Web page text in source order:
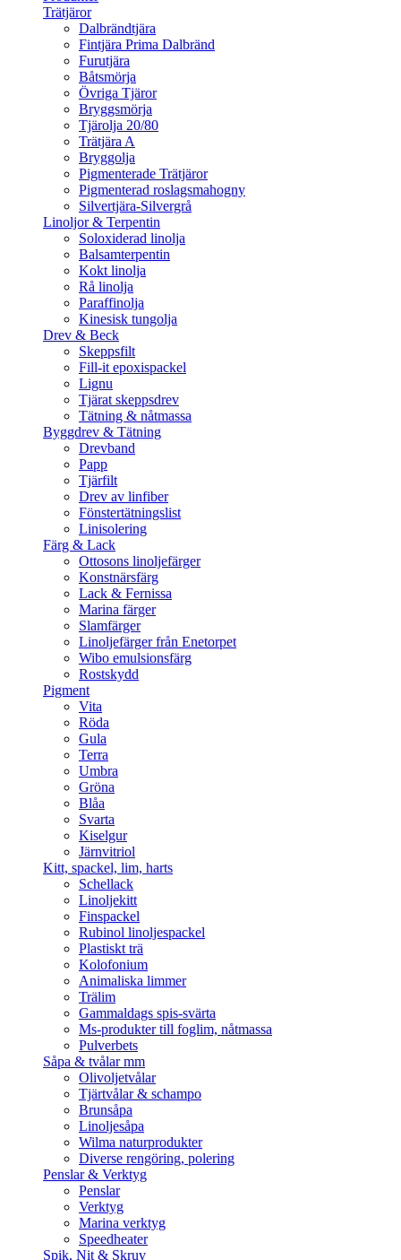
Trätjäror
Dalbrändtjära
Fintjära Prima Dalbränd
Furutjära
Båtsmörja
Övriga Tjäror
Bryggsmörja
Tjärolja 20/80
Trätjära A
Bryggolja
Pigmenterade Trätjäror
Pigmenterad roslagsmahogny
Silvertjära-Silvergrå
Linoljor & Terpentin
Soloxiderad linolja
Balsamterpentin
Kokt linolja
Rå linolja
Paraffinolja
Kinesisk tungolja
Drev & Beck
Skeppsfilt
Fill-it epoxispackel
Lignu
Tjärat skeppsdrev
Tätning & nåtmassa
Byggdrev & Tätning
Drevband
Papp
Tjärfilt
Drev av linfiber
Fönstertätningslist
Linisolering
Färg & Lack
Ottosons linoljefärger
Konstnärsfärg
Lack & Fernissa
Marina färger
Slamfärger
Linoljefärger från Enetorpet
Wibo emulsionsfärg
Rostskydd
Pigment
Vita
Röda
Gula
Terra
Umbra
Gröna
Blåa
Svarta
Kiselgur
Järnvitriol
Kitt, spackel, lim, harts
Schellack
Linoljekitt
Finspackel
Rubinol linoljespackel
Plastiskt trä
Kolofonium
Animaliska limmer
Trälim
Gammaldags spis-svärta
Ms-produkter till foglim, nåtmassa
Pulverbets
Såpa & tvålar mm
Olivoljetvålar
Tjärtvålar & schampo
Brunsåpa
Linoljesåpa
Wilma naturprodukter
Diverse rengöring, polering
Penslar & Verktyg
Penslar
Verktyg
Marina verktyg
Speedheater
Spik, Nit & Skruv